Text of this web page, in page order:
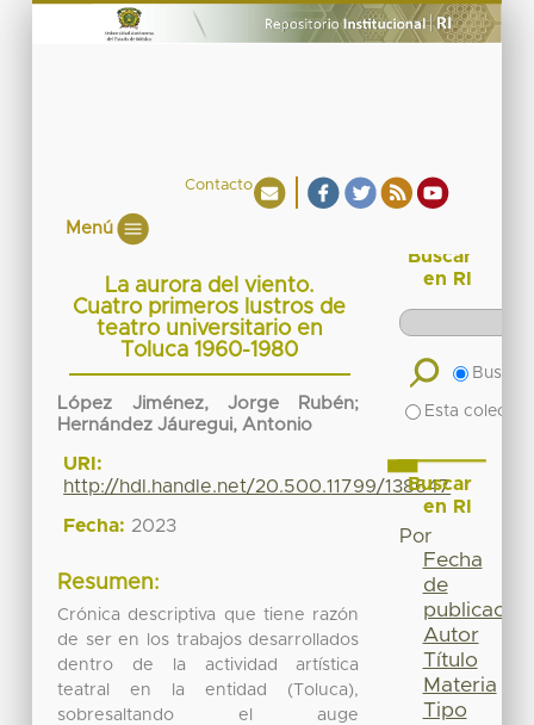
Contacto
Menú
La aurora del viento.
Cuatro primeros lustros de
teatro universitario en
Toluca 1960-1980
López Jiménez, Jorge Rubén;
Hernández Jáuregui, Antonio
URI:
http://hdl.handle.net/20.500.11799/138647
Fecha: 2023
Resumen:
Crónica descriptiva que tiene razón
de ser en los trabajos desarrollados
dentro de la actividad artística
teatral en la entidad (Toluca),
sobresaltando el auge
Buscar
en RI
Buscar
Esta
Buscar
en RI
Por
Fecha
de
publicación
Autor
Título
Materia
Tipo